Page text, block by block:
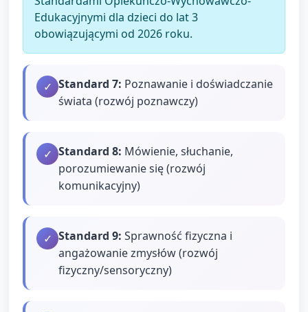
Edukacyjnymi dla dzieci do lat 3
obowiązującymi od 2026 roku.
✓ Standard 7: Poznawanie i doświadczanie
świata (rozwój poznawczy)
✓ Standard 8: Mówienie, słuchanie,
porozumiewanie się (rozwój
komunikacyjny)
✓ Standard 9: Sprawność fizyczna i
angażowanie zmysłów (rozwój
fizyczny/sensoryczny)